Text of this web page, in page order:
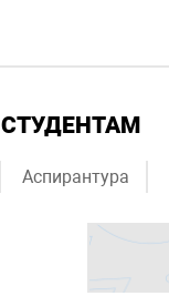
СТУДЕНТАМ
Аспирантура